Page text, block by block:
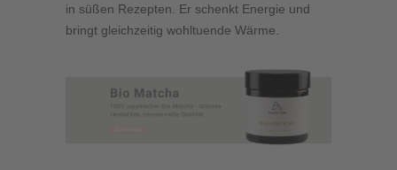
in süßen Rezepten. Er schenkt Energie und
bringt gleichzeitig wohltuende Wärme.